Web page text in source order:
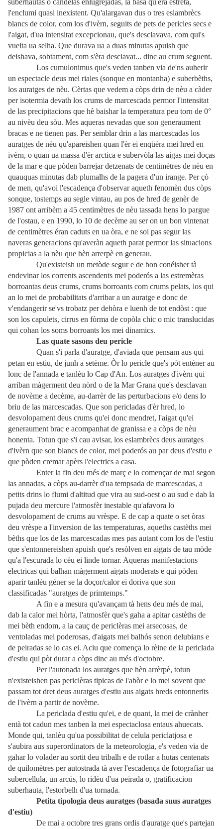
suberhautas o candelas enlugrejadas, la basa qu'èra estreta,
l'enclumi quasi inexistent. Qu'alargavan dus o tres eslambrècs
blancs de color, com los d'ivèrn, seguits de pets de pericles secs e
l'aigat, d'ua intensitat excepcionau, que's desclavava, com qui's
vueita ua selha. Que durava ua a duas minutas apuish que
deishava, sobtament, com s'èra desclavat... dinc au crum seguent.
Los cumulonimus que's veden tanben via de'ns auherir
un espectacle deus mei riales (sonque en montanha) e suberbèths,
los auratges de nèu. Cèrtas que vedem a còps drin de nèu a càder
per isotermia devath los crums de marcescada permor l'intensitat
de las precipitacions que hè baishar la temperatura peu torn de 0°
au nivèu deu sòu. Mes aqueras nevadas que son generaument
bracas e ne tienen pas. Per semblar drin a las marcescadas los
auratges de nèu qu'apareishen quan l'èr ei enqüèra mei hred en
ivèrn, o quan ua massa d'èr arctica e subervòla las aigas mei doças
de la mar e que pòden barrejar detzenats de centimètres de nèu en
quauquas minutas dab plumalhs de la pagera d'un irange. Per çò
de men, qu'avoi l'escadença d'observar aqueth fenomèn dus còps
sonque, tostemps au segle vintau, au pos de hred de genèr de
1987 ont arribèm a 45 centimètres de nèu tassada hens lo pargue
de l'ostau, e en 1990, lo 10 de decème au ser on un bon vintenat
de centimètres éran caduts en ua òra, e ne soi pas segur las
naveras generacions qu'averàn aqueth parat permor las situacions
propicias a la nèu que hèn arrerpè en generau.
Qu'existeish un metòde segur e de bon conéisher tà
endevinar los corrents ascendents mei poderós a las estremèras
borroantas deus crums, crums borroants com crums pelats, los qui
an lo mei de probabilitats d'arribar a un auratge e donc de
v'endangerir se'vs trobatz per dehòra e luenh de tot endòst : que
son los capulets, cirrus en fòrma de copòla chic o mic translucidas
qui cohan los soms borroants los mei dinamics.
Las quate sasons deu pericle
Quan s'i parla d'auratge, d'aviada que pensam aus qui
petan en estiu, de junh a setème. Òr lo pericle que's pòt enténer au
lonc de l'annada e tanlèu lo Cap d'An. Los auratges d'ivèrn qui
arriban màgerment deu nòrd o de la Mar Grana que's desclavan
de novème a decème, au-darrèr de las perturbacions e/o dens lo
briu de las marcescadas. Que son pericladas d'èr hred, lo
desvolopament deus crums qu'ei donc mendret, l'aigat qu'ei
generaument brac e acompanhat de granissa e a còps de nèu
honenta. Totun que s'i cau avisar, los eslambrècs deus auratges
d'ivèrn que son blancs de color, mei poderós au par deus d'estiu e
que pòden cremar apèrs l'electrics a casa.
Enter la fin deu més de març e lo començar de mai segon
las annadas, a còps au-darrèr d'ua tempsada de marcescadas, a
petits drins lo flumi d'altitud que vira au sud-oest o au sud e dab la
pujada deu mercure l'atmosfèr inestable qu'afavora lo
desvolopament de crums au vrèspe. E de cap a quate o set òras
deu vrèspe a l'inversion de las temperaturas, aqueths castèths mei
bèths que los de las marcescadas mes pas autant com los de l'estiu
que s'entonnereishen apuish que's resòlven en aigats de tau mòde
qu'a l'escurada lo cèu ei linde tornar. Aqueras manifestacions
electricas qui balhan màgerment aigats moderats e qui pòden
aparir tanlèu géner se la doçor/calor ei doriva que son
classificadas "auratges de primtemps."
A fin e a mesura qu'avançam tà hens deu més de mai,
dab la calor mei hòrta, l'atmosfèr que's gaha a apitar castèths de
mei bèth endom, a la cauç de periclèras mei arsecosas, de
ventoladas mei poderosas, d'aigats mei balhós senon delubians e
de peiradas se lo cas ei. Aciu que comença lo rèine de la periclada
d'estiu qui pòt durar a còps dinc au més d'octobre.
Per l'autonada los auratges que hèn arrèrpè, totun
n'existeishen pas periclèras tipicas de l'abòr e lo mei sovent que
passam tot dret deus auratges d'estiu aus aigats hreds entonnerits
de l'ivèrn a partir de novème.
La periclada d'estiu qu'ei, e de quant, la mei de crànher
entà tot cadun mes tanben la mei espectaclosa entaus ahuecats.
Monde qui, tanlèu qu'ua possibilitat de celula periclatjosa e
s'aubira aus superordinators de la meteorologia, e's veden via de
gahar lo volader au sortit deu tribalh e de rotlar a hutas centenats
de quilomètres per autostrada tà aver l'escadença de fotografiar ua
subercellula, un arcús, lo ridèu d'ua peirada o, gratificacion
suberhauta, l'estorbelh d'ua tornada.
Petita tipologia deus auratges (basada suus auratges
d'estiu)
De mai a octobre tres grans ordis d'auratge que's partejan